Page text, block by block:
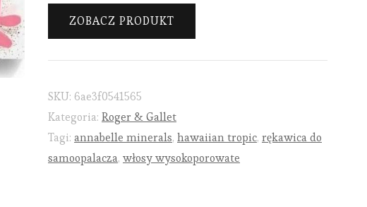
ZOBACZ PRODUKT
SKU: 6ae3f0541565
Kategoria: Roger & Gallet
Tagi: annabelle minerals, hawaiian tropic, rękawica do
samoopalacza, włosy wysokoporowate